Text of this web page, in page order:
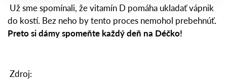
Už sme spomínali, že vitamín D pomáha ukladať vápnik
do kostí. Bez neho by tento proces nemohol prebehnúť.
Preto si dámy spomeňte každý deň na Déčko!
Zdroj: